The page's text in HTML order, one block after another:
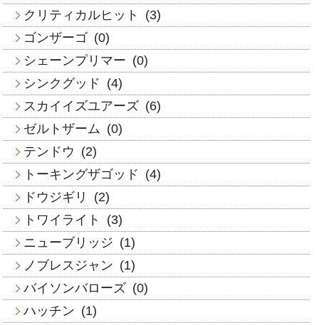
クリティカルヒット
(3)
ゴンザーゴ (0)
シェーンプリマー (0)
シンクグッド (4)
スカイイズユアーズ (6)
ゼルトザーム (0)
テンドウ (2)
トーキングザゴッド (4)
ドウジギリ
(2)
トワイライト
(3)
ニューブリッジ (1)
ノブレスジャン (1)
バイソンバローズ (0)
ハッチン (1)